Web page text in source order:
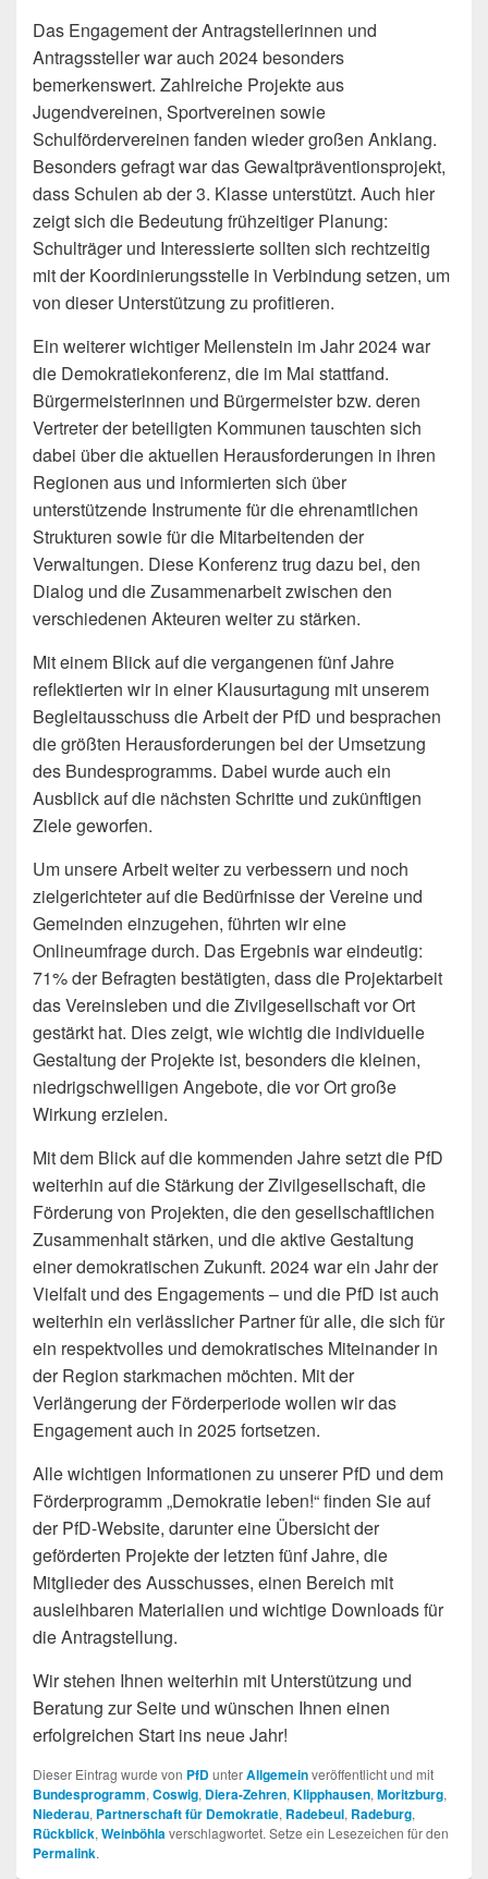
Das Engagement der Antragstellerinnen und
Antragssteller war auch 2024 besonders
bemerkenswert. Zahlreiche Projekte aus
Jugendvereinen, Sportvereinen sowie
Schulfördervereinen fanden wieder großen Anklang.
Besonders gefragt war das Gewaltpräventionsprojekt,
dass Schulen ab der 3. Klasse unterstützt. Auch hier
zeigt sich die Bedeutung frühzeitiger Planung:
Schulträger und Interessierte sollten sich rechtzeitig
mit der Koordinierungsstelle in Verbindung setzen, um
von dieser Unterstützung zu profitieren.
Ein weiterer wichtiger Meilenstein im Jahr 2024 war
die Demokratiekonferenz, die im Mai stattfand.
Bürgermeisterinnen und Bürgermeister bzw. deren
Vertreter der beteiligten Kommunen tauschten sich
dabei über die aktuellen Herausforderungen in ihren
Regionen aus und informierten sich über
unterstützende Instrumente für die ehrenamtlichen
Strukturen sowie für die Mitarbeitenden der
Verwaltungen. Diese Konferenz trug dazu bei, den
Dialog und die Zusammenarbeit zwischen den
verschiedenen Akteuren weiter zu stärken.
Mit einem Blick auf die vergangenen fünf Jahre
reflektierten wir in einer Klausurtagung mit unserem
Begleitausschuss die Arbeit der PfD und besprachen
die größten Herausforderungen bei der Umsetzung
des Bundesprogramms. Dabei wurde auch ein
Ausblick auf die nächsten Schritte und zukünftigen
Ziele geworfen.
Um unsere Arbeit weiter zu verbessern und noch
zielgerichteter auf die Bedürfnisse der Vereine und
Gemeinden einzugehen, führten wir eine
Onlineumfrage durch. Das Ergebnis war eindeutig:
71% der Befragten bestätigten, dass die Projektarbeit
das Vereinsleben und die Zivilgesellschaft vor Ort
gestärkt hat. Dies zeigt, wie wichtig die individuelle
Gestaltung der Projekte ist, besonders die kleinen,
niedrigschwelligen Angebote, die vor Ort große
Wirkung erzielen.
Mit dem Blick auf die kommenden Jahre setzt die PfD
weiterhin auf die Stärkung der Zivilgesellschaft, die
Förderung von Projekten, die den gesellschaftlichen
Zusammenhalt stärken, und die aktive Gestaltung
einer demokratischen Zukunft. 2024 war ein Jahr der
Vielfalt und des Engagements – und die PfD ist auch
weiterhin ein verlässlicher Partner für alle, die sich für
ein respektvolles und demokratisches Miteinander in
der Region starkmachen möchten. Mit der
Verlängerung der Förderperiode wollen wir das
Engagement auch in 2025 fortsetzen.
Alle wichtigen Informationen zu unserer PfD und dem
Förderprogramm „Demokratie leben!“ finden Sie auf
der PfD-Website, darunter eine Übersicht der
geförderten Projekte der letzten fünf Jahre, die
Mitglieder des Ausschusses, einen Bereich mit
ausleihbaren Materialien und wichtige Downloads für
die Antragstellung.
Wir stehen Ihnen weiterhin mit Unterstützung und
Beratung zur Seite und wünschen Ihnen einen
erfolgreichen Start ins neue Jahr!
Dieser Eintrag wurde von PfDunterAllgemeinveröffentlicht und mit
Bundesprogramm, Coswig, Diera-Zehren, Klipphausen, Moritzburg,
Niederau, Partnerschaft für Demokratie, Radebeul, Radeburg,
Rückblick, Weinböhlaverschlagwortet. Setze ein Lesezeichen für den
Permalink.